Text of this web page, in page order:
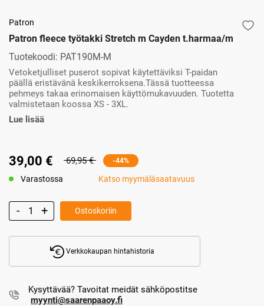
Patron
Patron fleece työtakki Stretch m Cayden t.harmaa/m
Tuotekoodi: PAT190M-M
Vetoketjulliset puserot sopivat käytettäviksi T-paidan
päällä eristävänä keskikerroksena.Tässä tuotteessa
pehmeys takaa erinomaisen käyttömukavuuden. Tuotetta
valmistetaan koossa XS - 3XL.
Lue lisää
39,00 € 69,95 € -44%
Varastossa Katso myymäläsaatavuus
Ostoskoriin
Verkkokaupan hintahistoria
Kysyttävää? Tavoitat meidät sähköpostitse
myynti@saarenpaaoy.fi